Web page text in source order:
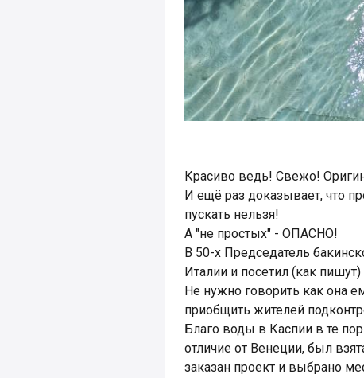
Красиво ведь! Свежо!
И ещё раз доказывает, что
пускать нельзя!
А "не простых" - ОПАСНО!
В 50-х Председатель
Италии и посетил (как
Не нужно говорить как она
приобщить жителей
Благо воды в Каспии в те
отличие от Венеции, был
заказан проект и выбрано